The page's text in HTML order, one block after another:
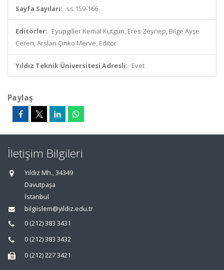
Sayfa Sayıları: ss.159-166
Editörler: Eyüpgiller Kemal Kutgün, Eres Zeynep, Bilge Ayşe
Ceren, Arslan Çinko Merve, Editör
Yıldız Teknik Üniversitesi Adresli: Evet
Paylaş
İletişim Bilgileri
Yıldız Mh., 34349
Davutpaşa
İstanbul
bilgiislem@yildiz.edu.tr
0 (212) 383 3431
0 (212) 383 3432
0 (212) 227 3421